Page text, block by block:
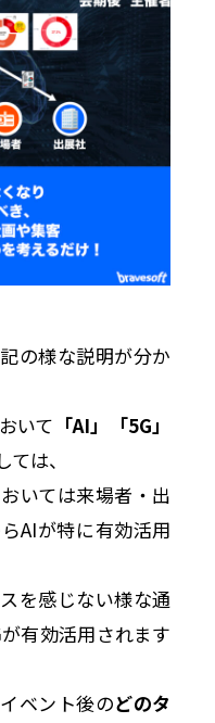
の様な説明が分か
いて 「AI」「5G」
は、
いては来場者・出
AIが特に有効活用
を感じない様な通
有効活用されます
ベント後のどのタ